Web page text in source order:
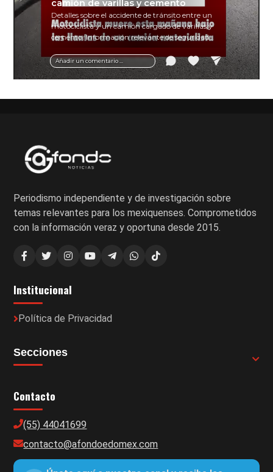
Añadir un comentario ...
camión de varillas y cemento
Detalles sobre el accidente de tránsito entre un
motociclista y un camión cargado de varillas y
cemento. Información relevante de seguridad
vial y recomendaciones para motociclistas.
Periodismo independiente y de investigación sobre
temas relevantes para los mexiquenses. Comprometidos
con la información veraz y oportuna desde 2015.
Institucional
Política de Privacidad
Secciones
Contacto
(55) 44041699
contacto@afondoedomex.com